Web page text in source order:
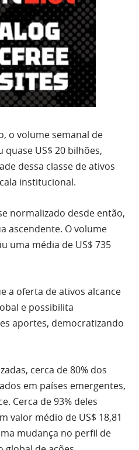
o volume semanal de
US$ 20 bilhões,
dessa classe de ativos
institucional.
normalizado desde então,
ascendente. O volume
uma média de US$ 735
a oferta de ativos alcance
e possibilita
aportes, democratizando
cerca de 80% dos
em países emergentes,
Cerca de 93% deles
valor médio de US$ 18,81
mudança no perfil de